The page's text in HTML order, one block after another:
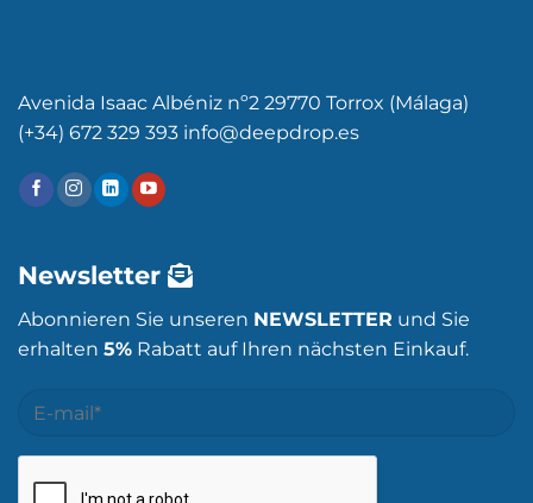
Avenida Isaac Albéniz nº2 29770 Torrox (Málaga)
(+34) 672 329 393 info@deepdrop.es
Newsletter
Abonnieren Sie unseren NEWSLETTER und Sie
erhalten 5% Rabatt auf Ihren nächsten Einkauf.